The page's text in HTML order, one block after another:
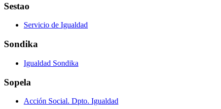
Sestao
Servicio de Igualdad
Sondika
Igualdad Sondika
Sopela
Acción Social. Dpto. Igualdad